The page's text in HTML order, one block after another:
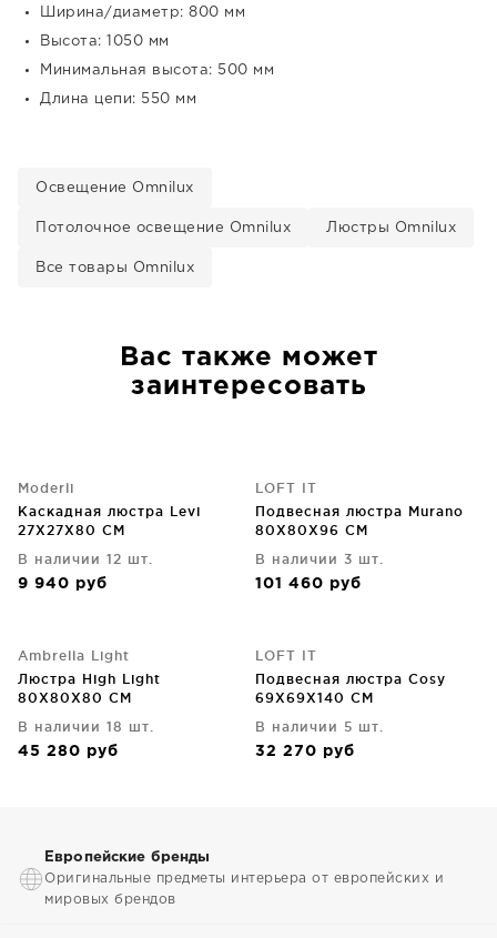
Ширина/диаметр: 800 мм
Высота: 1050 мм
Минимальная высота: 500 мм
Длина цепи: 550 мм
Освещение Omnilux
Потолочное освещение Omnilux Люстры Omnilux
Все товары Omnilux
Вас также может
заинтересовать
Moderli
Каскадная люстра Levi
27X27X80 CM
В наличии 12 шт.
9 940 руб
LOFT IT
Подвесная люстра Murano
80X80X96 CM
В наличии 3 шт.
101 460 руб
Ambrella Light
Люстра High Light
80X80X80 CM
В наличии 18 шт.
45 280 руб
LOFT IT
Подвесная люстра Cosy
69X69X140 CM
В наличии 5 шт.
32 270 руб
Европейские бренды
Оригинальные предметы интерьера от европейских и
мировых брендов